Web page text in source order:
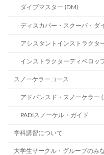
ダイブマスター (DM)
ディスカバー・スクーバ・ダ
アシスタントインストラクタ
インストラクターディベロッ
スノーケラーコース
アドバンスド・スノーケラー
PADIスノーケル・ガイド
学科講習について
大学生サークル・グループのみ